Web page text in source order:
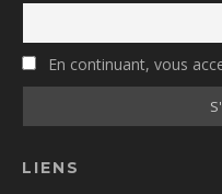
En continuant, vous
LIENS